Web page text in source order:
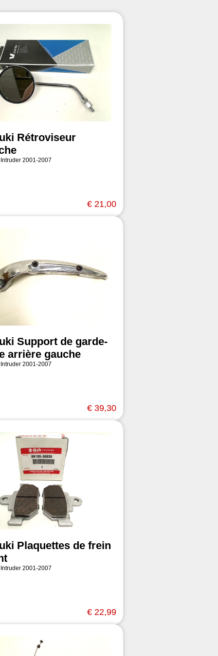
Rétroviseur
2001-2007
€ 21,00
Support de garde-
arrière gauche
2001-2007
€ 39,30
Plaquettes de frein
2001-2007
€ 22,99